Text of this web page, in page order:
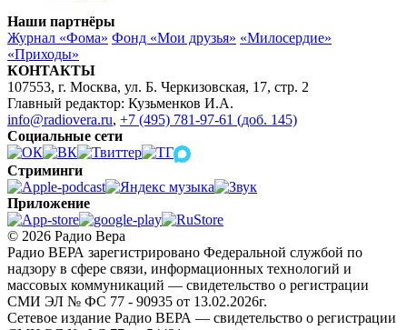
Наши партнёры
Журнал «Фома» Фонд «Мои друзья» «Милосердие»
«Приходы»
КОНТАКТЫ
107553, г. Москва, ул. Б. Черкизовская, 17, стр. 2
Главный редактор: Кузьменков И.А.
info@radiovera.ru, +7 (495) 781-97-61 (доб. 145)
Социальные сети
Стриминги
Приложение
© 2026 Радио Вера
Радио ВЕРА зарегистрировано Федеральной службой по
надзору в сфере связи, информационных технологий и
массовых коммуникаций — свидетельство о регистрации
СМИ ЭЛ № ФС 77 - 90935 от 13.02.2026г.
Сетевое издание Радио ВЕРА — свидетельство о регистрации